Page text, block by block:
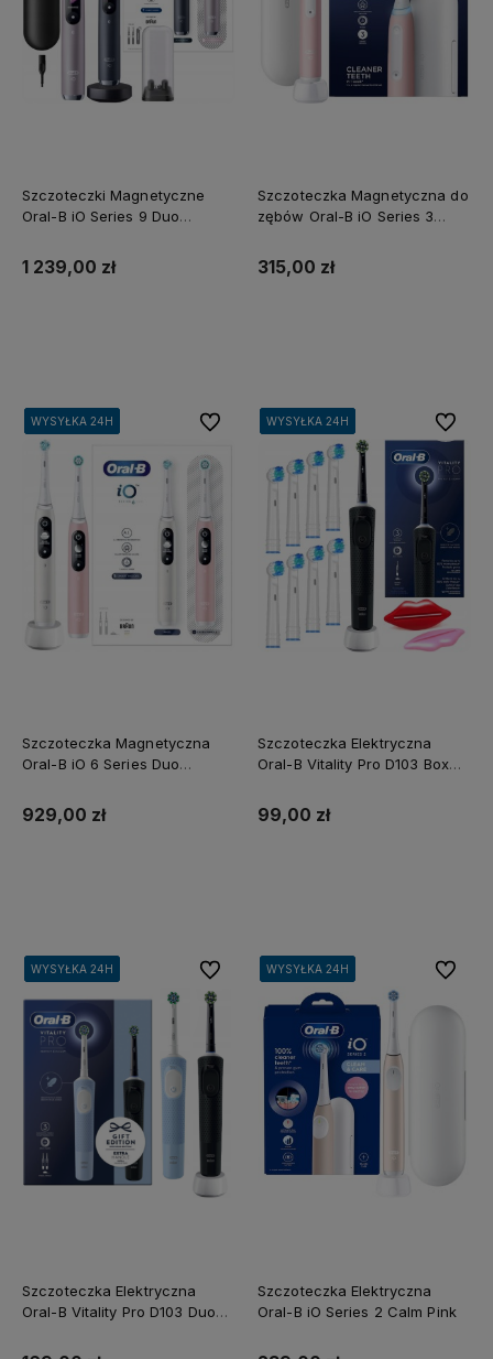
Szczoteczki Magnetyczne
Oral-B iO Series 9 Duo
1 239,00 zł
Szczoteczka Magnetyczna do
zębów Oral-B iO Series 3
315,00 zł
WYSYŁKA 24H
WYSYŁKA 24H
WYSYŁKA 24H
WYSYŁKA 24H
WYSYŁKA 24H
Szczoteczka Magnetyczna
Oral-B iO 6 Series Duo
929,00 zł
Do ulubionychWYSYŁKA 24H
WYSYŁKA 24H
WYSYŁKA 24H
WYSYŁKA 24H
WYSYŁKA 24H
Szczoteczka Elektryczna
Oral-B Vitality Pro D103 Box
99,00 zł
Do
WYSYŁKA 24H
WYSYŁKA 24H
WYSYŁKA 24H
WYSYŁKA 24H
Szczoteczka Elektryczna
Oral-B Vitality Pro D103 Duo
Do ulubionychWYSYŁKA 24H
WYSYŁKA 24H
WYSYŁKA 24H
WYSYŁKA 24H
Szczoteczka Elektryczna
Oral-B iO Series 2 Calm Pink
Do